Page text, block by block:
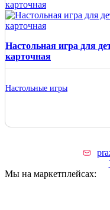
Настольная игра для
карточная
Настольные игры
Мы на маркетплейсах: